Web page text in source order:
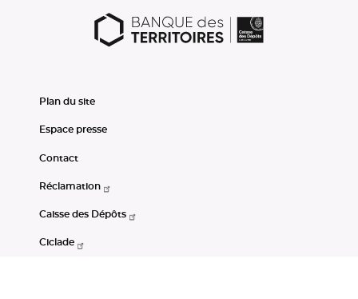
Plan du site
Espace presse
Contact
Réclamation
Caisse des Dépôts
Ciclade